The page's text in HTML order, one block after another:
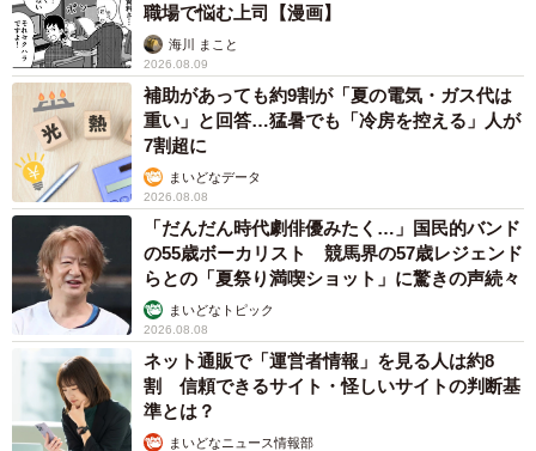
職場で悩む上司【漫画】
海川 まこと
2026.08.09
補助があっても約9割が「夏の電気・ガス代は
重い」と回答…猛暑でも「冷房を控える」人が
7割超に
まいどなデータ
2026.08.08
「だんだん時代劇俳優みたく…」国民的バンド
の55歳ボーカリスト 競馬界の57歳レジェンド
らとの「夏祭り満喫ショット」に驚きの声続々
まいどなトピック
2026.08.08
ネット通販で「運営者情報」を見る人は約8
割 信頼できるサイト・怪しいサイトの判断基
準とは？
まいどなニュース情報部